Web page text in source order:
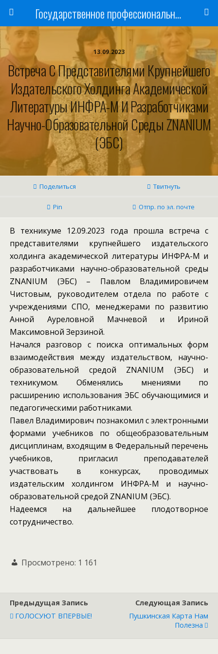
Государственное профессиональное образовательное учреждение
13.09.2023
Встреча С Представителями Крупнейшего
Издательского Холдинга Академической
Литературы ИНФРА-М И Разработчиками
Научно-Образовательной Среды ZNANIUM
(ЭБС)
Поделиться Твитнуть
Pin Отпр. по эл. почте
В техникуме 12.09.2023 года прошла встреча с
представителями крупнейшего издательского
холдинга академической литературы ИНФРА-М и
разработчиками научно-образовательной среды
ZNANIUM (ЭБС) – Павлом Владимировичем
Чистовым, руководителем отдела по работе с
учреждениями СПО, менеджерами по развитию
Анной Ауреловной Мачневой и Ириной
Максимовной Зерзиной.
Начался разговор с поиска оптимальных форм
взаимодействия между издательством, научно-
образовательной средой ZNANIUM (ЭБС) и
техникумом. Обменялись мнениями по
расширению использования ЭБС обучающимися и
педагогическими работниками.
Павел Владимирович познакомил с электронными
формами учебников по общеобразовательным
дисциплинам, входящим в Федеральный перечень
учебников, пригласил преподавателей
участвовать в конкурсах, проводимых
издательским холдингом ИНФРА-М и научно-
образовательной средой ZNANIUM (ЭБС).
Надеемся на дальнейшее плодотворное
сотрудничество.
Просмотрено: 1 161
Предыдущая Запись
ГОЛОСУЮТ ВПЕРВЫЕ!
Следующая Запись
Пушкинская Карта Нам
Полезна